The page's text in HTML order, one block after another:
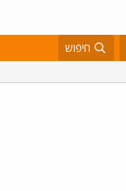
חיפוש